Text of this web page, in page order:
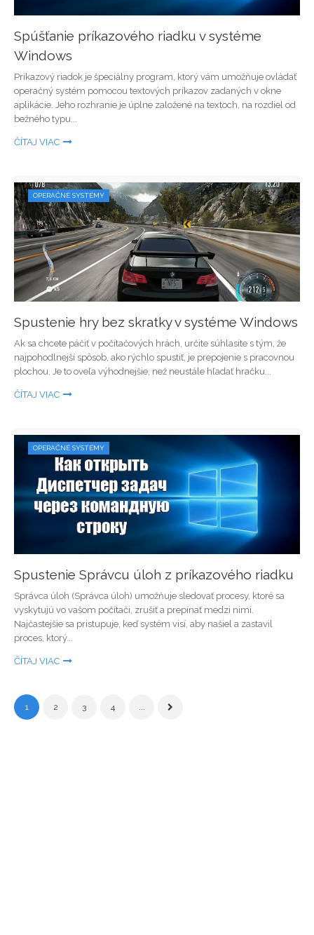
Spúšťanie príkazového riadku v systéme
Windows
Príkazový riadok je špeciálny program, ktorý vám umožňuje ovládať
operačný systém pomocou textových príkazov zadaných v okne
aplikácie. Jeho rozhranie je úplne založené na textoch, na rozdiel od
bežného typu...
ČÍTAJ VIAC
OPERAČNÉ SYSTÉMY
Spustenie hry bez skratky v systéme Windows
Ak sa chcete páčiť v počítačových hrách, určite súhlasíte s tým, že
najpohodlnejší spôsob, ako rýchlo spustiť, je prepojenie s pracovnou
plochou. Je to oveľa výhodnejšie, než neustále hľadať hračku...
ČÍTAJ VIAC
OPERAČNÉ SYSTÉMY
Spustenie Správcu úloh z príkazového riadku
Správca úloh (Správca úloh) umožňuje sledovať procesy, ktoré sa
vyskytujú vo vašom počítači, zrušiť a prepínať medzi nimi.
Najčastejšie sa pristupuje, keď systém visí, aby našiel a zastavil
proces, ktorý...
ČÍTAJ VIAC
1 2 3 4 ...